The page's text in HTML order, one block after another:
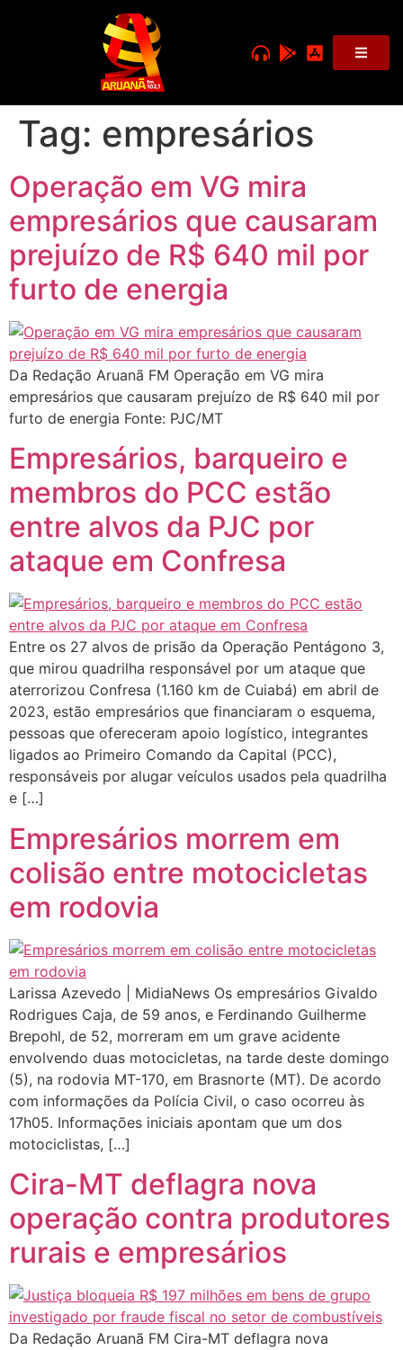
Tag: empresários
Operação em VG mira
empresários que causaram
prejuízo de R$ 640 mil por
furto de energia
Da Redação Aruanã FM Operação em VG mira
empresários que causaram prejuízo de R$ 640 mil por
furto de energia Fonte: PJC/MT
Empresários, barqueiro e
membros do PCC estão
entre alvos da PJC por
ataque em Confresa
Entre os 27 alvos de prisão da Operação Pentágono 3,
que mirou quadrilha responsável por um ataque que
aterrorizou Confresa (1.160 km de Cuiabá) em abril de
2023, estão empresários que financiaram o esquema,
pessoas que ofereceram apoio logístico, integrantes
ligados ao Primeiro Comando da Capital (PCC),
responsáveis por alugar veículos usados pela quadrilha
e […]
Empresários morrem em
colisão entre motocicletas
em rodovia
Larissa Azevedo | MidiaNews Os empresários Givaldo
Rodrigues Caja, de 59 anos, e Ferdinando Guilherme
Brepohl, de 52, morreram em um grave acidente
envolvendo duas motocicletas, na tarde deste domingo
(5), na rodovia MT-170, em Brasnorte (MT). De acordo
com informações da Polícia Civil, o caso ocorreu às
17h05. Informações iniciais apontam que um dos
motociclistas, […]
Cira-MT deflagra nova
operação contra produtores
rurais e empresários
Da Redação Aruanã FM Cira-MT deflagra nova